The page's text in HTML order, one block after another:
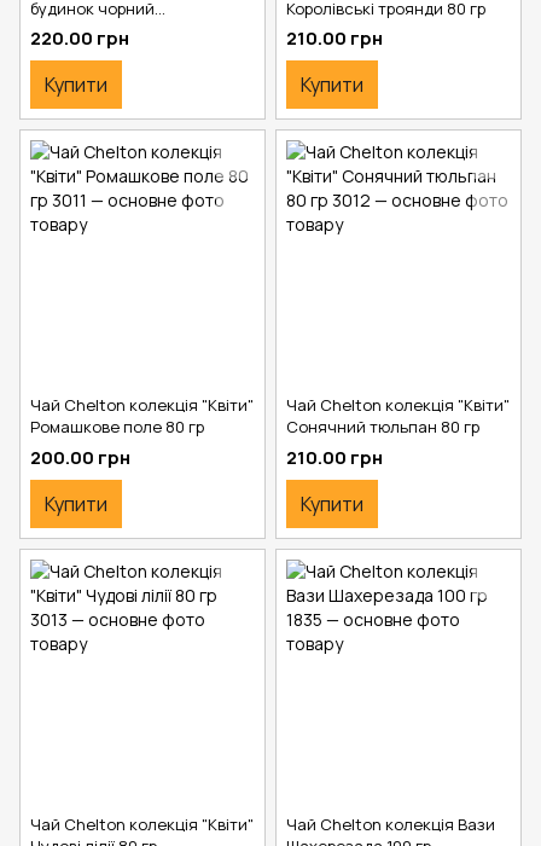
будинок чорний
крупнолистовий OPA 200
220.00 грн
Купити
Королівські троянди 80 гр
210.00 грн
Купити
Чай Chelton колекція "Квіти"
Ромашкове поле 80 гр
200.00 грн
Купити
Чай Chelton колекція "Квіти"
Сонячний тюльпан 80 гр
210.00 грн
Купити
Чай Chelton колекція "Квіти"
Чай Chelton колекція Вази